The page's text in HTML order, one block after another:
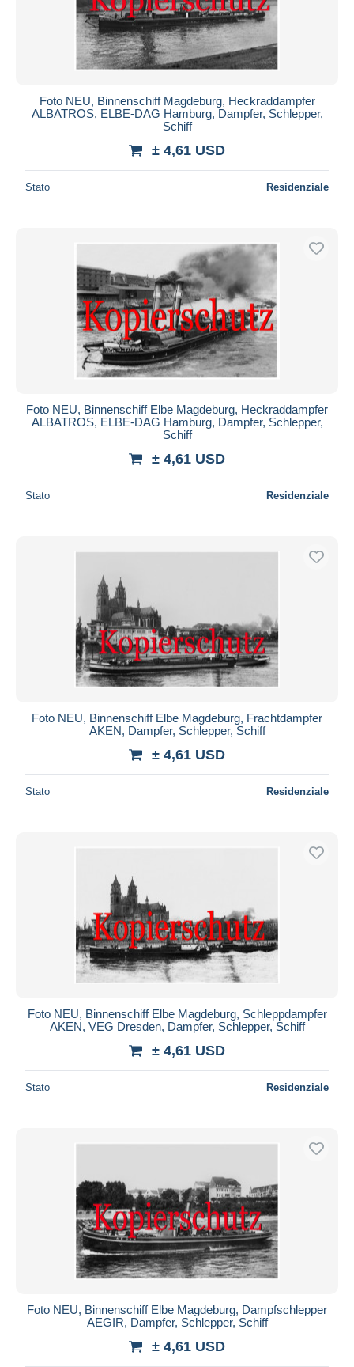
Foto NEU, Binnenschiff Magdeburg, Heckraddampfer
ALBATROS, ELBE-DAG Hamburg, Dampfer, Schlepper,
Schiff
± 4,61 USD
Stato Residenziale
Foto NEU, Binnenschiff Elbe Magdeburg, Heckraddampfer
ALBATROS, ELBE-DAG Hamburg, Dampfer, Schlepper,
Schiff
± 4,61 USD
Stato Residenziale
Foto NEU, Binnenschiff Elbe Magdeburg, Frachtdampfer
AKEN, Dampfer, Schlepper, Schiff
± 4,61 USD
Stato Residenziale
Foto NEU, Binnenschiff Elbe Magdeburg, Schleppdampfer
AKEN, VEG Dresden, Dampfer, Schlepper, Schiff
± 4,61 USD
Stato Residenziale
Foto NEU, Binnenschiff Elbe Magdeburg, Dampfschlepper
AEGIR, Dampfer, Schlepper, Schiff
± 4,61 USD